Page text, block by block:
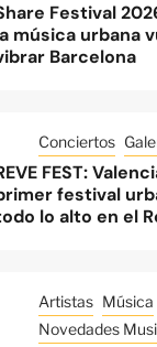
Festival
música urbana
Barcelona
Conciertos
FEST:
festival
lo alto en el
Artistas Música
Novedades